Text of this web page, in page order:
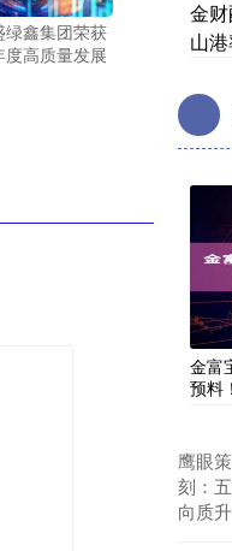
鑫集团荣获
高质量发展
金
山
金富
预料！
鹰眼
刻：
向质升